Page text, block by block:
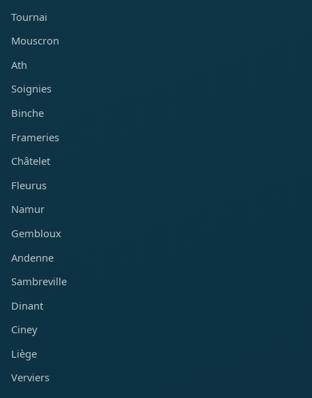
Tournai
Mouscron
Ath
Soignies
Binche
Frameries
Châtelet
Fleurus
Namur
Gembloux
Andenne
Sambreville
Dinant
Ciney
Liège
Verviers